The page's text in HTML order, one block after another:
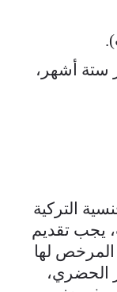
ستة أشهر،
التركية
يجب تقديم
لها
الحضري،